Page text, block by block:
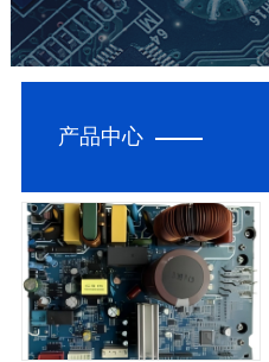
产品中心